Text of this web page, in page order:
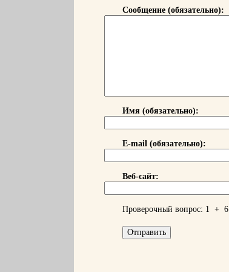
Сообщение (обязательно):
Имя (обязательно):
E-mail (обязательно):
Веб-сайт:
Проверочный вопрос: 1 + 6